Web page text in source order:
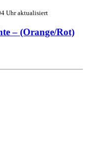
Uhr aktualisiert
– (Orange/Rot)